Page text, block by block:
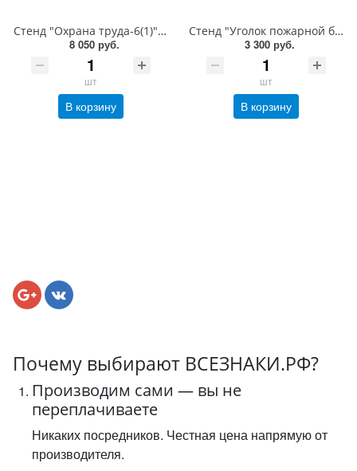
Стенд "Охрана труда-6(1)", 1000х850 мм, пластик 3 мм, карманы, демосистема, алюминиевый профиль, серебро
8 050 руб.
шт
В корзину
Стенд "Уголок пожарной безопасности-6", 800х800 мм, карманы, пластик 3 мм
3 300 руб.
шт
В корзину
Почему выбирают ВСЕЗНАКИ.РФ?
Производим сами — вы не
переплачиваете
Никаких посредников. Честная цена напрямую от
производителя.